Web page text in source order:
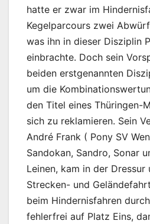
hatte er zwar im
Kegelparcours zwei
was ihn in dieser Disziplin
einbrachte. Doch sein
beiden erstgenannten
um die
den Titel eines Thüringen-
sich zu reklamieren. Sein
André Frank ( Pony SV
Sandokan, Sandro, Sonar
Leinen, kam in der Dressur
Strecken- und
beim Hindernisfahren
fehlerfrei auf Platz Eins,